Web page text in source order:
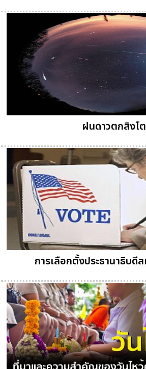
ฝนดาวตกสิงโต
การเลือกตั้งประธานาธิบดี